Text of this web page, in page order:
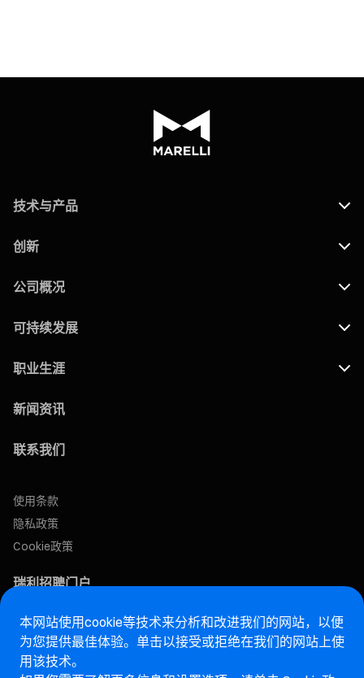
技术与产品
创新
公司概况
可持续发展
职业生涯
新闻资讯
联系我们
使用条款
隐私政策
Cookie政策
瑞利招聘门户
售后网站
马瑞利诚信热线网站
本网站使用cookie等技术来分析和改进我们的网站，以便
为您提供最佳体验。单击以接受或拒绝在我们的网站上使
用该技术。